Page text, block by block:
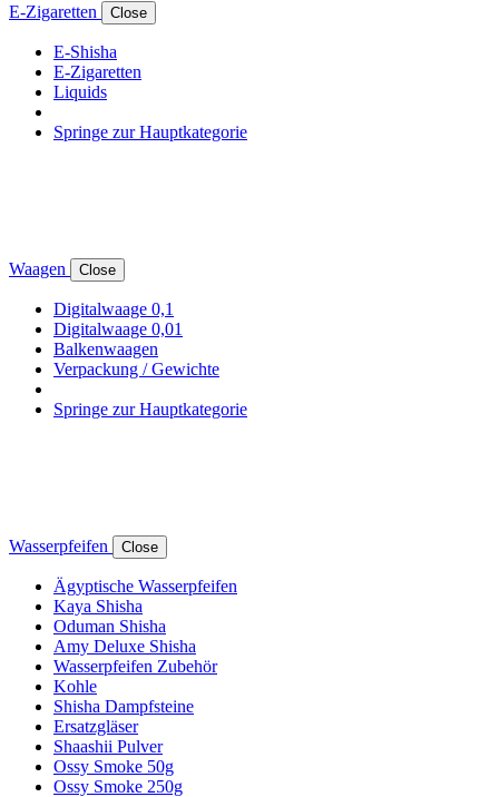
E-Zigaretten Close
E-Shisha
E-Zigaretten
Liquids
Springe zur Hauptkategorie
Waagen Close
Digitalwaage 0,1
Digitalwaage 0,01
Balkenwaagen
Verpackung / Gewichte
Springe zur Hauptkategorie
Wasserpfeifen Close
Ägyptische Wasserpfeifen
Kaya Shisha
Oduman Shisha
Amy Deluxe Shisha
Wasserpfeifen Zubehör
Kohle
Shisha Dampfsteine
Ersatzgläser
Shaashii Pulver
Ossy Smoke 50g
Ossy Smoke 250g